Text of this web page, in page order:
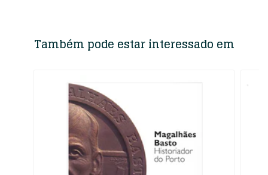
Também pode estar interessado em